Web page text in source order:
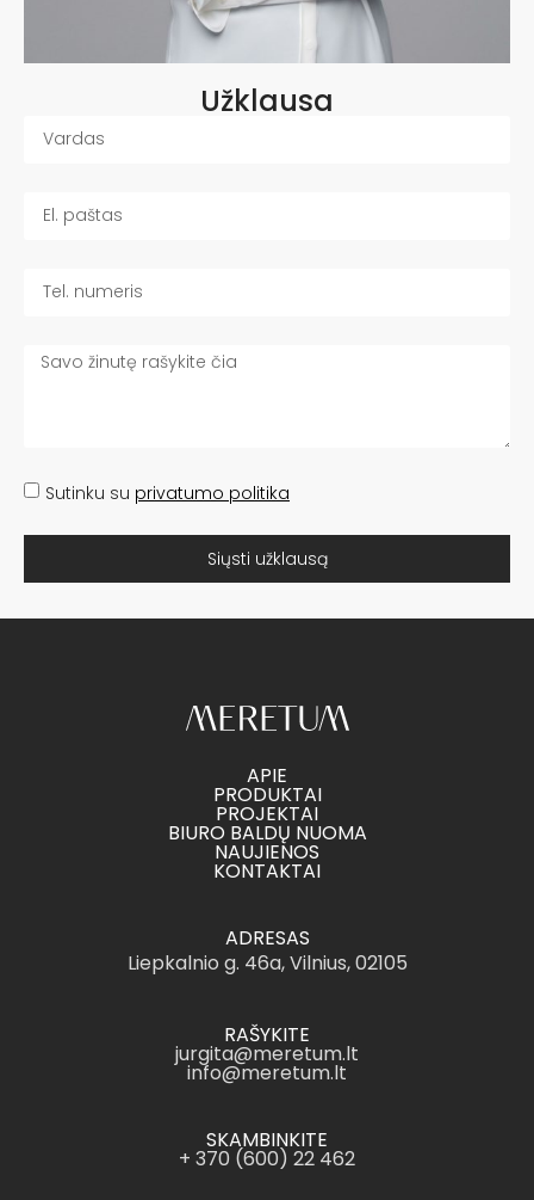
Užklausa
Sutinku su privatumo politika
Siųsti užklausą
APIE
PRODUKTAI
PROJEKTAI
BIURO BALDŲ NUOMA
NAUJIENOS
KONTAKTAI
ADRESAS
Liepkalnio g. 46a, Vilnius, 02105
RAŠYKITE
jurgita@meretum.lt
info@meretum.lt
SKAMBINKITE
+ 370 (600) 22 462